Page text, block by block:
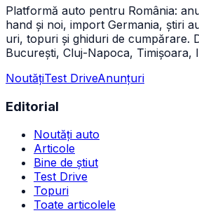
Platformă auto pentru România:
hand și noi, import Germania, știri
uri, topuri și ghiduri de cumpărare.
București, Cluj-Napoca, Timișoara,
NoutățiTest DriveAnunțuri
Editorial
Noutăți auto
Articole
Bine de știut
Test Drive
Topuri
Toate articolele